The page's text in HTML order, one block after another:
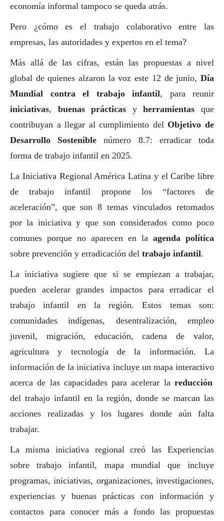
economía informal tampoco se queda atrás.
Pero ¿cómo es el trabajo colaborativo entre las
empresas, las autoridades y expertos en el tema?
Más allá de las cifras, están las propuestas a nivel
global de quienes alzaron la voz este 12 de junio, Día
Mundial contra el trabajo infantil, para reunir
iniciativas, buenas prácticas yherramientasque
contribuyan a llegar al cumplimiento del Objetivo de
Desarrollo Sosteniblenúmero 8.7: erradicar toda
forma de trabajo infantil en 2025.
La Iniciativa Regional América Latina y el Caribe libre
de trabajo infantil propone los “factores de
aceleración”, que son 8 temas vinculados retomados
por la iniciativa y que son considerados como poco
comunes porque no aparecen en la agenda política
sobre prevención y erradicación del trabajo infantil.
La iniciativa sugiere que si se empiezan a trabajar,
pueden acelerar grandes impactos para erradicar el
trabajo infantil en la región. Estos temas son:
comunidades indígenas, desentralización, empleo
juvenil, migración, educación, cadena de valor,
agricultura y tecnología de la información. La
información de la iniciativa incluye un mapa interactivo
acerca de las capacidades para acelerar la reducción
del trabajo infantil en la región, donde se marcan las
acciones realizadas y los lugares donde aún falta
trabajar.
La misma iniciativa regional creó las Experiencias
sobre trabajo infantil, mapa mundial que incluye
programas, iniciativas, organizaciones, investigaciones,
experiencias y buenas prácticas con información y
contactos para conocer más a fondo las propuestas